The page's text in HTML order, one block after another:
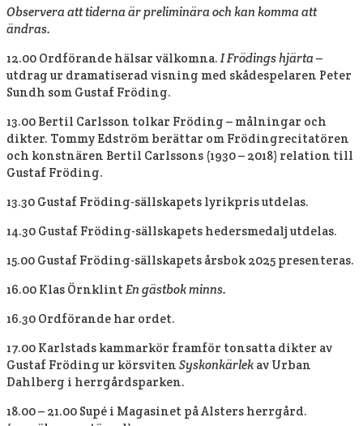
Observera att tiderna är preliminära och kan komma att
ändras.
12.00 Ordförande hälsar välkomna. I Frödings hjärta –
utdrag ur dramatiserad visning med skådespelaren Peter
Sundh som Gustaf Fröding.
13.00 Bertil Carlsson tolkar Fröding – målningar och
dikter. Tommy Edström berättar om Frödingrecitatören
och konstnären Bertil Carlssons (1930 – 2018) relation till
Gustaf Fröding.
13.30 Gustaf Fröding-sällskapets lyrikpris utdelas.
14.30 Gustaf Fröding-sällskapets hedersmedalj utdelas.
15.00 Gustaf Fröding-sällskapets årsbok 2025 presenteras.
16.00 Klas Örnklint En gästbok minns.
16.30 Ordförande har ordet.
17.00 Karlstads kammarkör framför tonsatta dikter av
Gustaf Fröding ur körsviten Syskonkärlek av Urban
Dahlberg i herrgårdsparken.
18.00 – 21.00 Supé i Magasinet på Alsters herrgård.